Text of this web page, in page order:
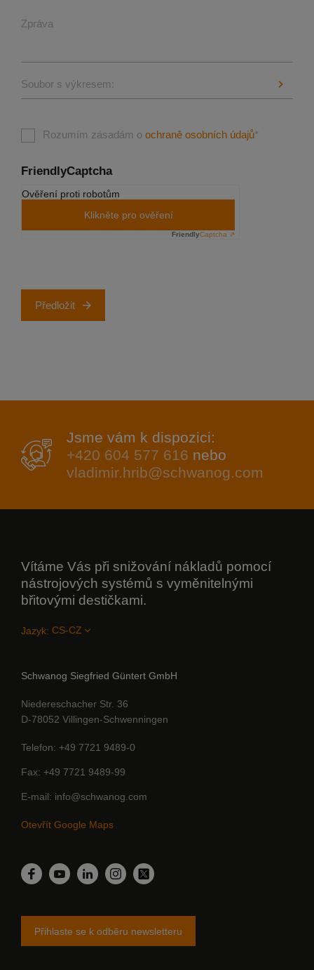
Zpráva
Soubor s výkresem:
Rozumím zásadám oochraně osobních údajů*
FriendlyCaptcha
Ověření proti robotům
Klikněte pro ověření
FriendlyCaptcha ⇗
Předložit
Jsme vám k dispozici:
+420 604 577 616 nebo
vladimir.hrib@schwanog.com
Vítáme Vás při snižování nákladů pomocí
nástrojových systémů s vyměnitelnými
břitovými destičkami.
Jazyk:
Schwanog Siegfried Güntert GmbH
Niedereschacher Str. 36
D-78052 Villingen-Schwenningen
Telefon +49 7721 9489-0
Fax +49 7721 9489-99
E-mail info@schwanog.com
Otevřít Google Maps
Facebook
YouTubeLinkedInInstagram
Twitter
Přihlaste se k odběru newsletteru